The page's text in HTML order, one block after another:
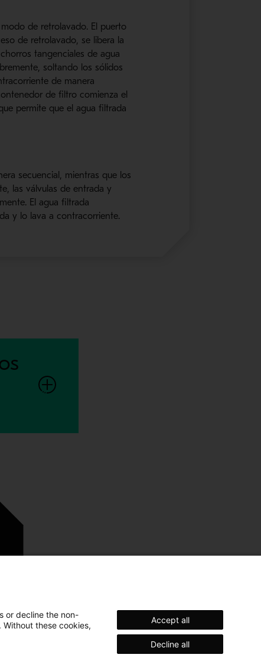
de retrolavado. El puerto
de retrolavado, se libera la
tangenciales de agua
soltando los sólidos
de manera
de filtro comienza el
permite que el agua filtrada
secuencial, mientras que los
las válvulas de entrada y
El agua filtrada
y lo lava a contracorriente.
or decline the non-
these cookies,
Accept all
Decline all